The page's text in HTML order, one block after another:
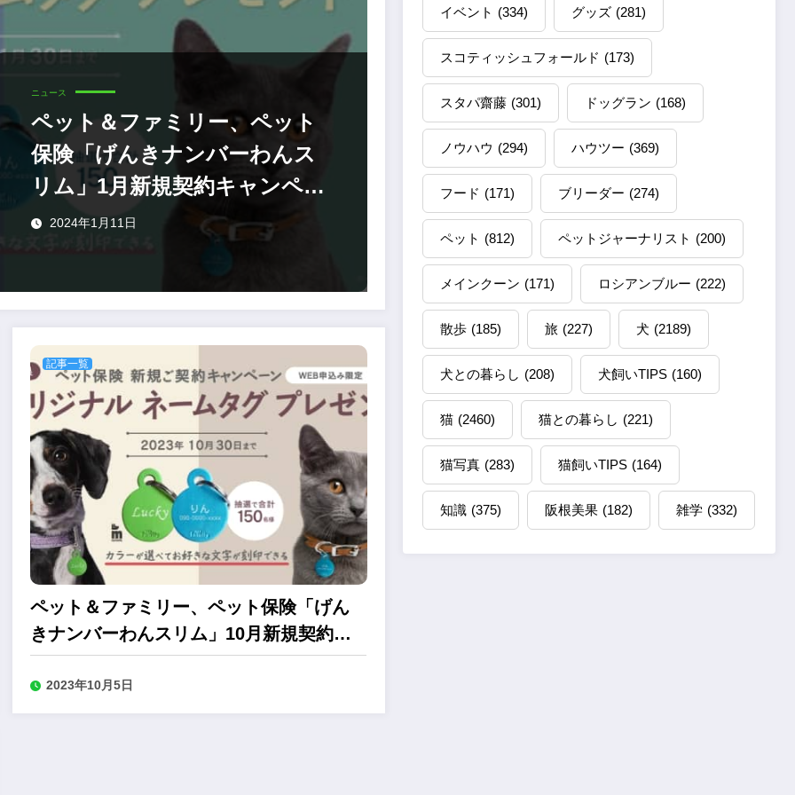
ニュース
ペット＆ファミリー、ペット
保険「げんきナンバーわんス
リム」1月新規契約キャンペー
ン2024年1月11日
記事一覧
ペット＆ファミリー、ペット保険「げん
きナンバーわんスリム」10月新規契約キ
ャンペーン
2023年10月5日
イベント (334) グッズ (281)
スコティッシュフォールド (173)
スタパ齋藤 (301) ドッグラン (168)
ノウハウ (294) ハウツー (369)
フード (171) ブリーダー (274)
ペット (812) ペットジャーナリスト (200)
メインクーン (171) ロシアンブルー (222)
散歩 (185) 旅 (227) 犬 (2189)
犬との暮らし (208) 犬飼いTIPS (160)
猫 (2460) 猫との暮らし (221)
猫写真 (283) 猫飼いTIPS (164)
知識 (375) 阪根美果 (182) 雑学 (332)